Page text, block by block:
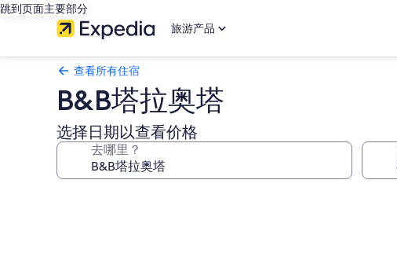
跳到页面主要部分
旅游产品
查看所有住宿
B&B塔拉奥塔
选择日期以查看价格
去哪里？